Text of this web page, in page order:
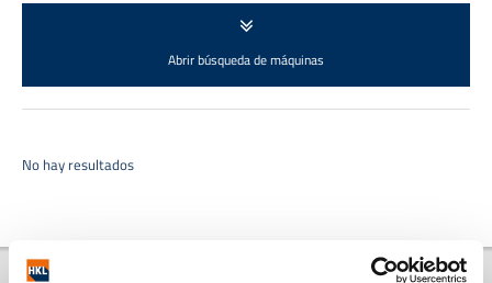
Abrir búsqueda de máquinas
No hay resultados